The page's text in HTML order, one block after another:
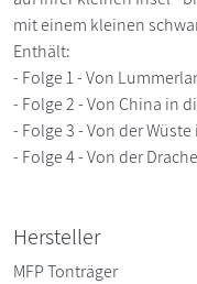
mit einem kleinen
Enthält:
- Folge 1 - Von
- Folge 2 - Von China in
- Folge 3 - Von der
- Folge 4 - Von der
Hersteller
MFP Tonträger